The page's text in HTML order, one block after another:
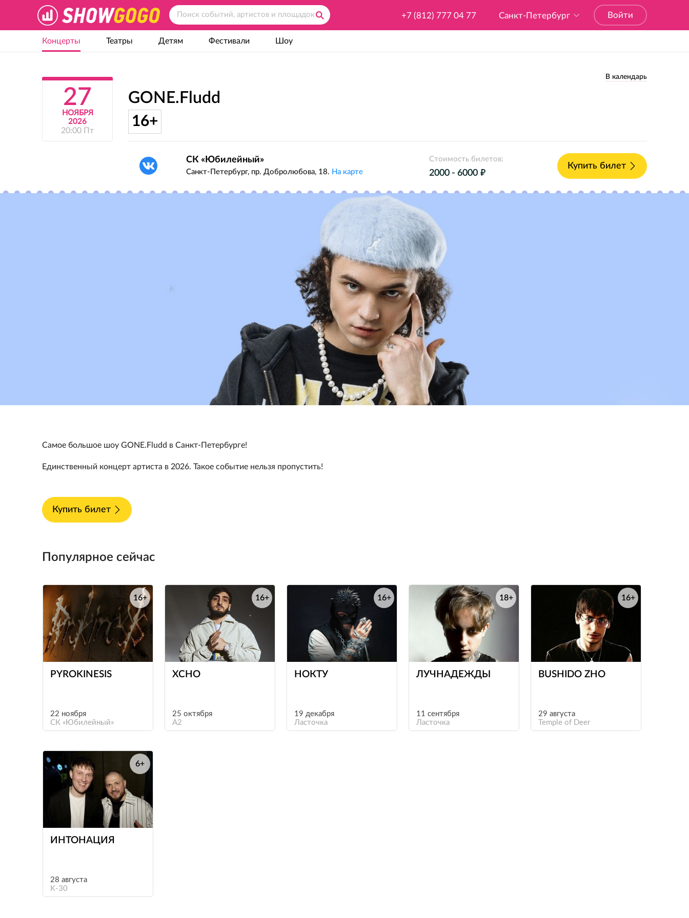
Войти
Санкт-Петербург
+7 (812) 777 04 77
Концерты Театры Детям Фестивали Шоу
В календарь
27
НОЯБРЯ
2026
20:00 Пт
GONE.Fludd
16+
СК «Юбилейный»
Санкт-Петербург, пр. Добролюбова, 18. На карте
Стоимость билетов:
2000 - 6000 е
Купить билет
Самое большое шоу GONE.Fludd в Санкт-Петербурге!
Единственный концерт артиста в 2026. Такое событие нельзя пропустить!
Купить билет
Популярное сейчас
е
PYROKINESIS
22 ноября
СК «Юбилейный»
16+
е
XCHO
25 октября
A2
16+
е
НОКТУ
19 декабря
Ласточка
16+
ЛУЧНАДЕЖДЫ
11 сентября
Ласточка
18+
е
BUSHIDO ZHO
29 августа
Temple of Deer
16+
е
ИНТОНАЦИЯ
28 августа
K-30
6+